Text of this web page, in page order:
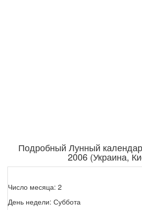
Подробный Лунный
2006 (Украина,
Число месяца: 2
День недели: Суббота